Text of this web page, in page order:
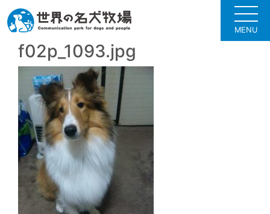
MENU
f02p_1093.jpg